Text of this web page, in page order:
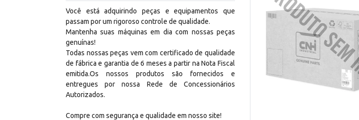
Você está adquirindo peças e equipamentos que
passam por um rigoroso controle de qualidade.
Mantenha suas máquinas em dia com nossas peças
genuínas!
Todas nossas peças vem com certificado de qualidade
de fábrica e garantia de 6 meses a partir na Nota Fiscal
emitida.Os nossos produtos são fornecidos e
entregues por nossa Rede de Concessionários
Autorizados.
Compre com segurança e qualidade em nosso site!